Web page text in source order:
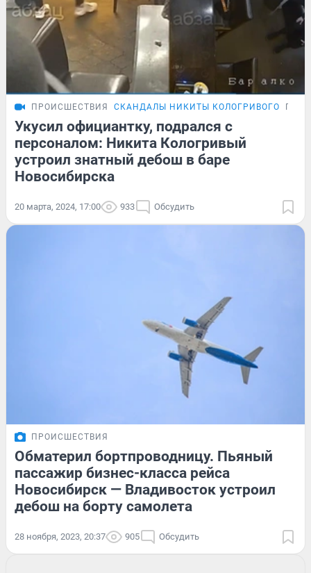
ПРОИСШЕСТВИЯ СКАНДАЛЫ НИКИТЫ КОЛОГРИВОГО
Укусил официантку, подрался с
персоналом: Никита Кологривый
устроил знатный дебош в баре
Новосибирска
20 марта, 2024, 17:00 933 Обсудить
ПРОИСШЕСТВИЯ
Обматерил бортпроводницу. Пьяный
пассажир бизнес-класса рейса
Новосибирск — Владивосток устроил
дебош на борту самолета
28 ноября, 2023, 20:37 905 Обсудить